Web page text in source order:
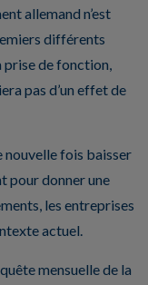
allemand n’est
différents
prise de fonction,
pas d’un effet de
nouvelle fois baisser
pour donner une
les entreprises
actuel.
mensuelle de la